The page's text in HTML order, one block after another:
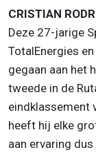
CRISTIAN
Deze 27-jarige
TotalEnergies
gegaan aan het
tweede in de
eindklassement
heeft hij elke
aan ervaring dus